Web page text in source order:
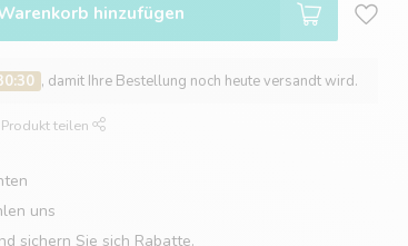
hinzufügen
, damit Ihre Bestellung noch heute versandt wird.
teilen
uns
sichern Sie sich Rabatte.